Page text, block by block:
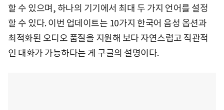
할 수 있으며, 하나의 기기에서 최대 두 가지 언어를 설정
할 수 있다. 이번 업데이트는 10가지 한국어 음성 옵션과
최적화된 오디오 품질을 지원해 보다 자연스럽고 직관적
인 대화가 가능하다는 게 구글의 설명이다.